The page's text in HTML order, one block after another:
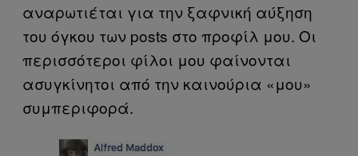
αναρωτιέται για την ξαφνική αύξηση
του όγκου των posts στο προφίλ μου. Οι
περισσότεροι φίλοι μου φαίνονται
ασυγκίνητοι από την καινούρια «μου»
συμπεριφορά.